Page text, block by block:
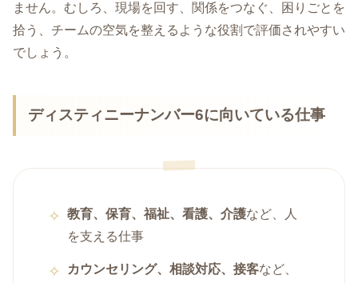
ません。むしろ、現場を回す、関係をつなぐ、困りごとを
拾う、チームの空気を整えるような役割で評価されやすい
でしょう。
ディスティニーナンバー6に向いている仕事
教育、保育、福祉、看護、介護など、人
を支える仕事
カウンセリング、相談対応、接客など、